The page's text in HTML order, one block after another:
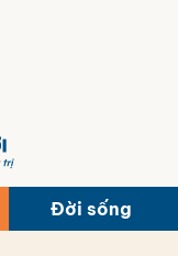
Đời sống